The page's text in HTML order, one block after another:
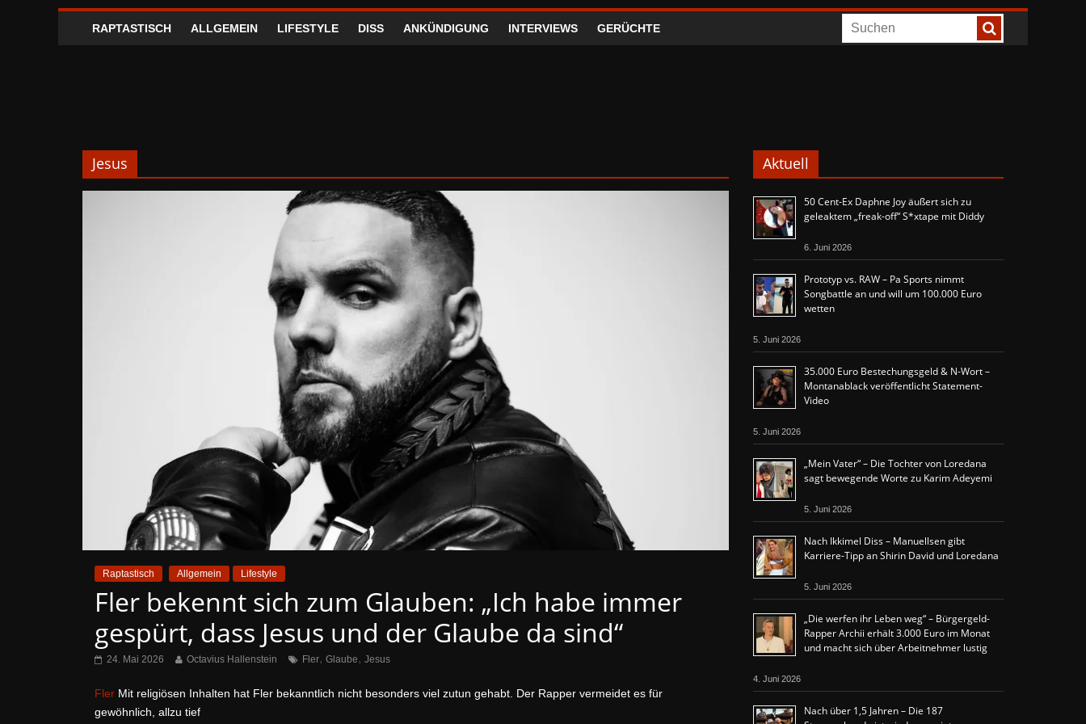
RAPTASTISCH ALLGEMEIN LIFESTYLE DISS ANKÜNDIGUNG INTERVIEWS GERÜCHTE
Jesus
Raptastisch Allgemein Lifestyle
Fler bekennt sich zum Glauben: „Ich habe immer
gespürt, dass Jesus und der Glaube da sind“
24. Mai 2026 Octavius Hallenstein Fler, Glaube, Jesus
Fler Mit religiösen Inhalten hat Fler bekanntlich nicht besonders viel zutun gehabt. Der Rapper vermeidet es für
gewöhnlich, allzu tief
Aktuell
50 Cent-Ex Daphne Joy äußert sich zu
geleaktem „freak-off“ S*xtape mit Diddy
6. Juni 2026
Prototyp vs. RAW – Pa Sports nimmt
Songbattle an und will um 100.000 Euro
wetten
5. Juni 2026
35.000 Euro Bestechungsgeld & N-Wort –
Montanablack veröffentlicht Statement-
Video
5. Juni 2026
„Mein Vater“ – Die Tochter von Loredana
sagt bewegende Worte zu Karim Adeyemi
5. Juni 2026
Nach Ikkimel Diss – Manuellsen gibt
Karriere-Tipp an Shirin David und Loredana
5. Juni 2026
„Die werfen ihr Leben weg“ – Bürgergeld-
Rapper Archii erhält 3.000 Euro im Monat
und macht sich über Arbeitnehmer lustig
4. Juni 2026
Nach über 1,5 Jahren – Die 187